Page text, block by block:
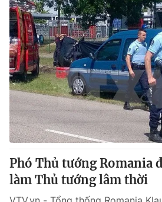
Phó Thủ tướng Romania
làm Thủ tướng lâm thời